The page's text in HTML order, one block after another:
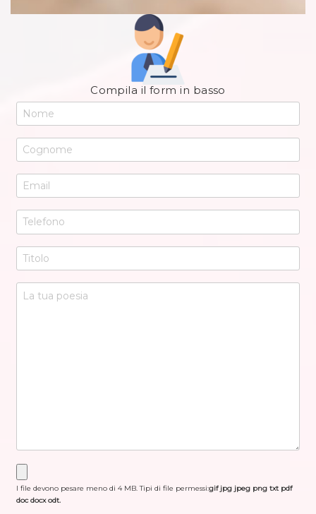
Compila il form in basso
I file devono pesare meno di 4 MB. Tipi di file permessi:gif jpg jpeg png txt pdf
doc docx odt.